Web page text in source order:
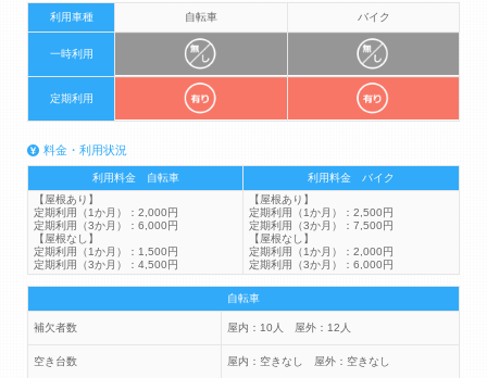
利用車種 自転車 バイク
一時利用
定期利用
料金・利用状況
利用料金 自転車
利用料金 バイク
【屋根あり】
定期利用（1か月）：2,000円
定期利用（3か月）：6,000円
【屋根なし】
定期利用（1か月）：1,500円
定期利用（3か月）：4,500円
【屋根あり】
定期利用（1か月）：2,500円
定期利用（3か月）：7,500円
【屋根なし】
定期利用（1か月）：2,000円
定期利用（3か月）：6,000円
自転車
補欠者数 屋内：10人 屋外：12人
空き台数 屋内：空きなし 屋外：空きなし